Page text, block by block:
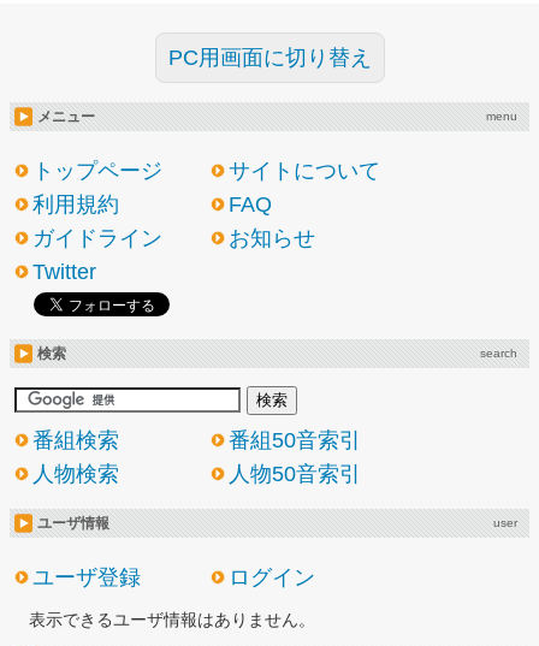
PC用画面に切り替え
メニュー menu
トップページ
サイトについて
利用規約
FAQ
ガイドライン
お知らせ
Twitter
検索 search
番組検索
番組50音索引
人物検索
人物50音索引
ユーザ情報 user
ユーザ登録 ログイン
表示できるユーザ情報はありません。